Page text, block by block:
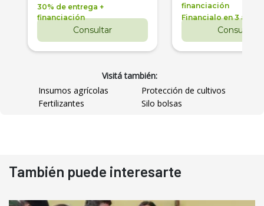
30% de entrega +
financiación
Consultar
financiación
Financialo en 3 años
Consultar
Visitá también:
Insumos agrícolas
Protección de cultivos
Fertilizantes
Silo bolsas
También puede interesarte